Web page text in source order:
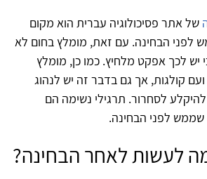
של אתר פסיכולוגיה עברית הוא מקום
לפני הבחינה. עם זאת, מומלץ בחום לא
יש לכך אפקט מלחיץ. כמו כן, מומלץ
קולגות, אך גם בדבר זה יש לנהוג
לסחרור. תרגילי נשימה הם
לפני הבחינה.
לעשות לאחר הבחינה?